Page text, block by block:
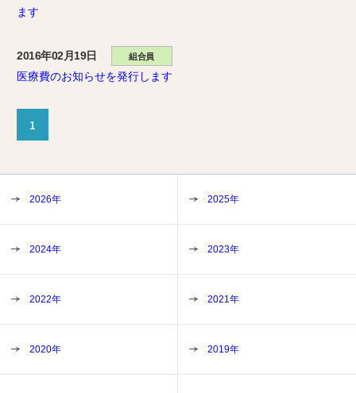
ます
2016年02月19日 組合員
医療費のお知らせを発行します
1
2026年 2025年
2024年 2023年
2022年 2021年
2020年 2019年